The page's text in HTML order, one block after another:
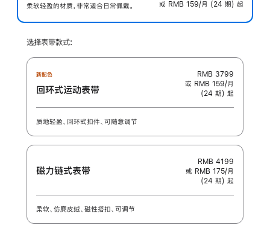
柔软轻盈的材质，非常适合日常佩戴。
或 RMB 159/月 (24 期) 起
选择表带款式:
新配色
回环式运动表带
RMB 3799
或 RMB 159/月
(24 期) 起
质地轻盈、回环式扣件、可随意调节
磁力链式表带
RMB 4199
或 RMB 175/月
(24 期) 起
柔软、仿麂皮绒、磁性搭扣、可调节